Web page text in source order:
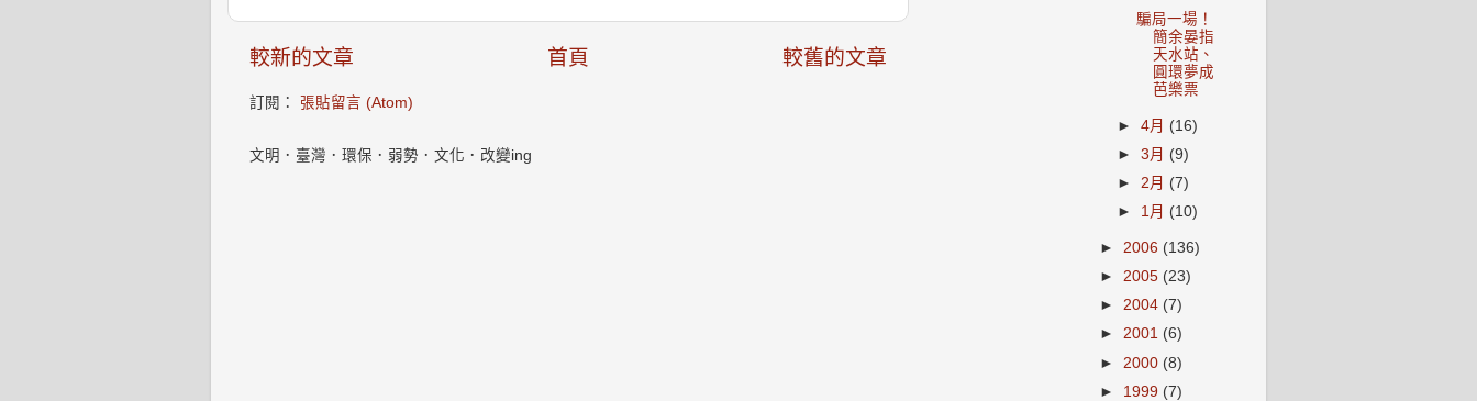
較新的文章 較舊的文章
首頁
訂閱： 張貼留言 (Atom)
文明．臺灣．環保．弱勢．文化．改變ing
騙局一場！
簡余晏指
天水站、
圓環夢成
芭樂票
►4月 (16)
►3月 (9)
►2月 (7)
► 1月 (10)
► 2006 (136)
► 2005 (23)
► 2004 (7)
► 2001 (6)
► 2000 (8)
► 1999 (7)